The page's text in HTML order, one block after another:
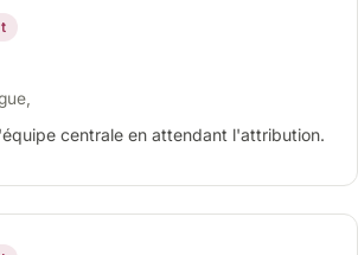
centrale en attendant l'attribution.